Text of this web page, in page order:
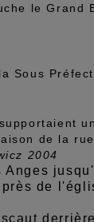
le Grand
Sous
de la
2004
de